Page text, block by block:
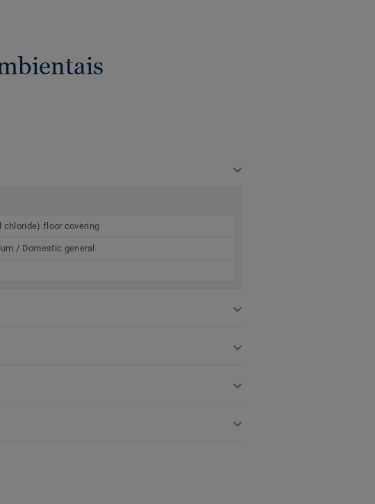
chloride) floor covering
/ Domestic general